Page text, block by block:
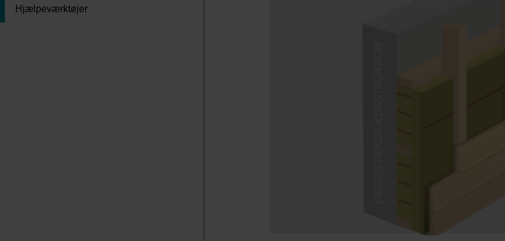
Hjælpeværktøjer